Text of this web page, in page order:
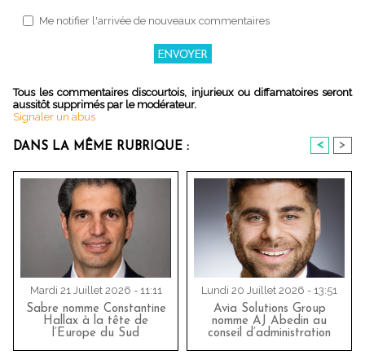
Me notifier l'arrivée de nouveaux commentaires
Tous les commentaires discourtois, injurieux ou diffamatoires seront
aussitôt supprimés par le modérateur.
Signaler un abus
DANS LA MÊME RUBRIQUE : < >
Mardi 21 Juillet 2026 - 11:11
Sabre nomme Constantine
Hallax à la tête de
l’Europe du Sud
Lundi 20 Juillet 2026 - 13:51
Avia Solutions Group
nomme AJ Abedin au
conseil d’administration